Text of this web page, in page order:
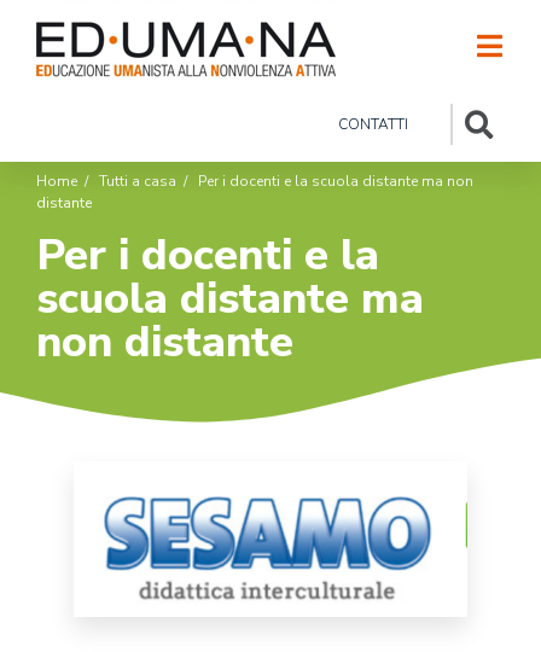
CONTATTI
Home / Tutti a casa / Per i docenti e la scuola distante ma non
distante
Per i docenti e la
scuola distante ma
non distante